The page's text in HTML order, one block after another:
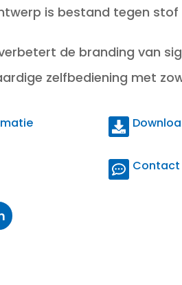
is bestand tegen
de branding van
zelfbediening met
Contact